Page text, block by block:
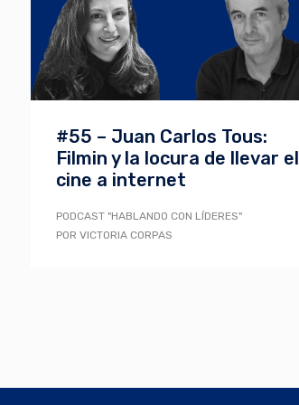
#55 – Juan Carlos Tous:
Filmin y la locura de llevar el
cine a internet
PODCAST "HABLANDO CON LÍDERES"
POR VICTORIA CORPAS